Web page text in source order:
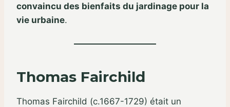
convaincu des bienfaits du jardinage pour la
vie urbaine.
Thomas Fairchild
Thomas Fairchild (c.1667-1729) était un